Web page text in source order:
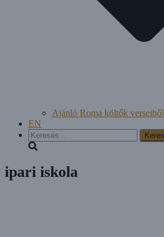
Ajánló Roma költők verseiből
EN
Keresés:
ipari iskola